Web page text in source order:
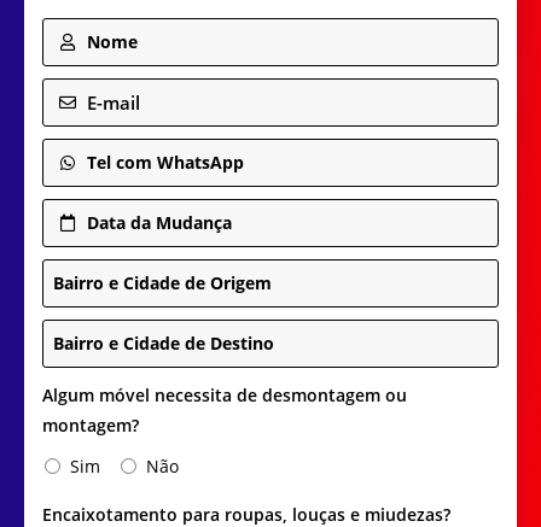
Nome
E-mail
Tel com WhatsApp
Data da Mudança
Bairro e Cidade de Origem
Bairro e Cidade de Destino
Algum móvel necessita de desmontagem ou
montagem?
Sim
Não
Encaixotamento para roupas, louças e miudezas?